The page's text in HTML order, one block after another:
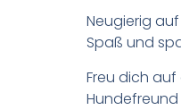
Neugierig
Spaß und
Freu dich